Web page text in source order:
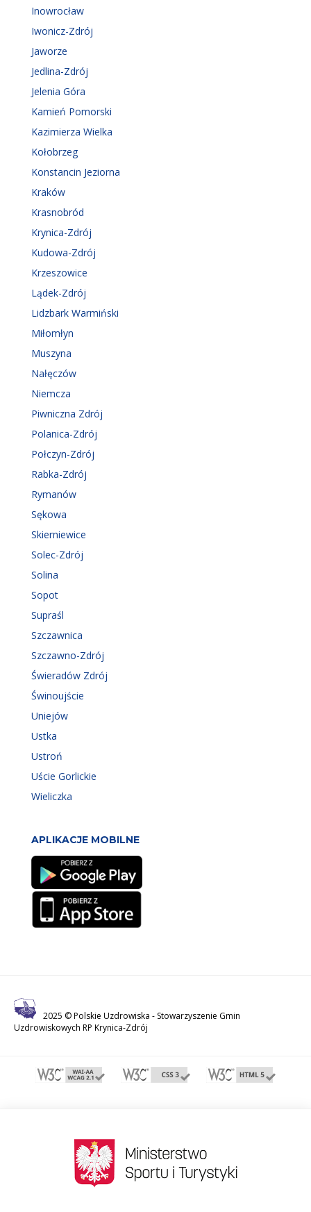
Inowrocław
Iwonicz-Zdrój
Jaworze
Jedlina-Zdrój
Jelenia Góra
Kamień Pomorski
Kazimierza Wielka
Kołobrzeg
Konstancin Jeziorna
Kraków
Krasnobród
Krynica-Zdrój
Kudowa-Zdrój
Krzeszowice
Lądek-Zdrój
Lidzbark Warmiński
Miłomłyn
Muszyna
Nałęczów
Niemcza
Piwniczna Zdrój
Polanica-Zdrój
Połczyn-Zdrój
Rabka-Zdrój
Rymanów
Sękowa
Skierniewice
Solec-Zdrój
Solina
Sopot
Supraśl
Szczawnica
Szczawno-Zdrój
Świeradów Zdrój
Świnoujście
Uniejów
Ustka
Ustroń
Uście Gorlickie
Wieliczka
APLIKACJE MOBILNE
2025 © Polskie Uzdrowiska - Stowarzyszenie Gmin
Uzdrowiskowych RP Krynica-Zdrój